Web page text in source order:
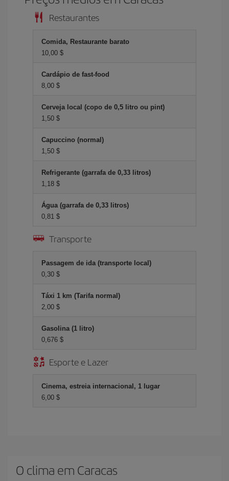
Restaurantes
Comida, Restaurante barato
10,00 $
Cardápio de fast-food
8,00 $
Cerveja local (copo de 0,5 litro ou pint)
1,50 $
Capuccino (normal)
1,50 $
Refrigerante (garrafa de 0,33 litros)
1,18 $
Água (garrafa de 0,33 litros)
0,81 $
Transporte
Passagem de ida (transporte local)
0,30 $
Táxi 1 km (Tarifa normal)
2,00 $
Gasolina (1 litro)
0,676 $
Esporte e Lazer
Cinema, estreia internacional, 1 lugar
6,00 $
O clima em Caracas